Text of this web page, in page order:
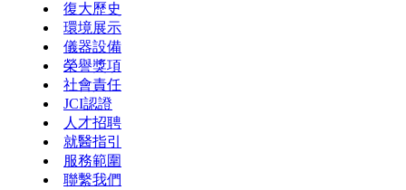
復大歷史
環境展示
儀器設備
榮譽獎項
社會責任
JCI認證
人才招聘
就醫指引
服務範圍
聯繫我們